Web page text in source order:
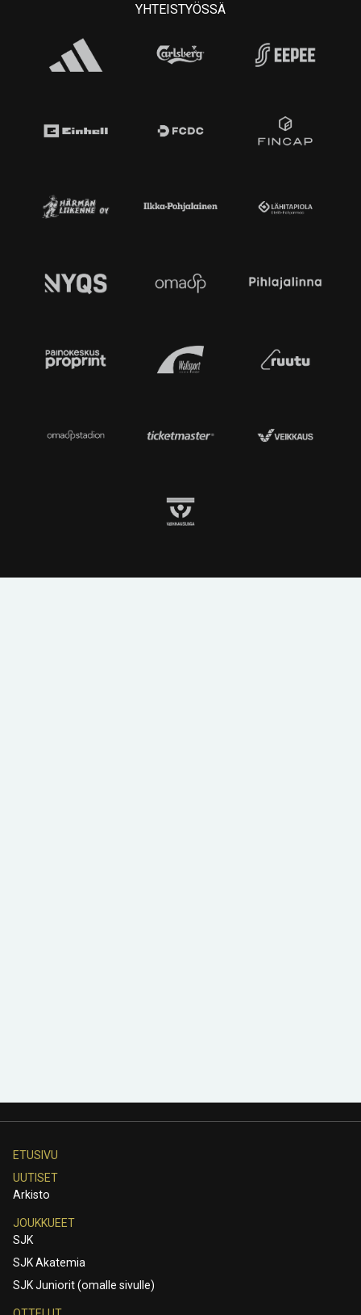
YHTEISTYÖSSÄ
ETUSIVU
UUTISET
Arkisto
JOUKKUEET
SJK
SJK Akatemia
SJK Juniorit (omalle sivulle)